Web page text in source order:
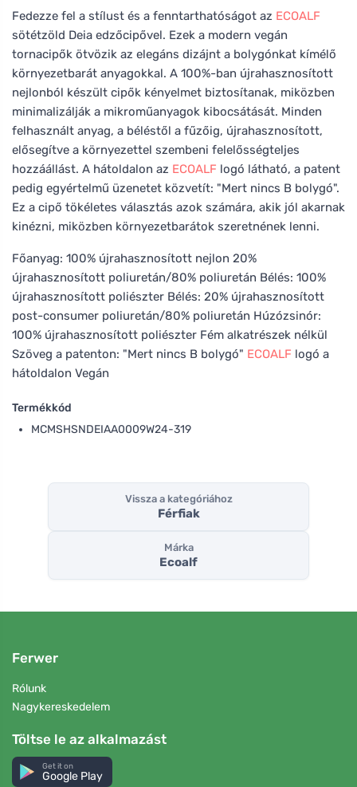
Fedezze fel a stílust és a fenntarthatóságot az ECOALF
sötétzöld Deia edzőcipővel. Ezek a modern vegán
tornacipők ötvözik az elegáns dizájnt a bolygónkat kímélő
környezetbarát anyagokkal. A 100%-ban újrahasznosított
nejlonból készült cipők kényelmet biztosítanak, miközben
minimalizálják a mikroműanyagok kibocsátását. Minden
felhasznált anyag, a béléstől a fűzőig, újrahasznosított,
elősegítve a környezettel szembeni felelősségteljes
hozzáállást. A hátoldalon az ECOALF logó látható, a patent
pedig egyértelmű üzenetet közvetít: "Mert nincs B bolygó".
Ez a cipő tökéletes választás azok számára, akik jól akarnak
kinézni, miközben környezetbarátok szeretnének lenni.
Főanyag: 100% újrahasznosított nejlon 20%
újrahasznosított poliuretán/80% poliuretán Bélés: 100%
újrahasznosított poliészter Bélés: 20% újrahasznosított
post-consumer poliuretán/80% poliuretán Húzózsinór:
100% újrahasznosított poliészter Fém alkatrészek nélkül
Szöveg a patenton: "Mert nincs B bolygó" ECOALF logó a
hátoldalon Vegán
Termékkód
MCMSHSNDEIAA0009W24-319
Vissza a kategóriához
Férfiak
Márka
Ecoalf
Ferwer
Rólunk
Nagykereskedelem
Töltse le az alkalmazást
Get it on
Google Play